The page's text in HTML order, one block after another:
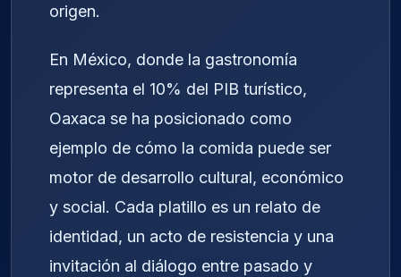
origen.
En México, donde la gastronomía
representa el 10% del PIB turístico,
Oaxaca se ha posicionado como
ejemplo de cómo la comida puede ser
motor de desarrollo cultural, económico
y social. Cada platillo es un relato de
identidad, un acto de resistencia y una
invitación al diálogo entre pasado y